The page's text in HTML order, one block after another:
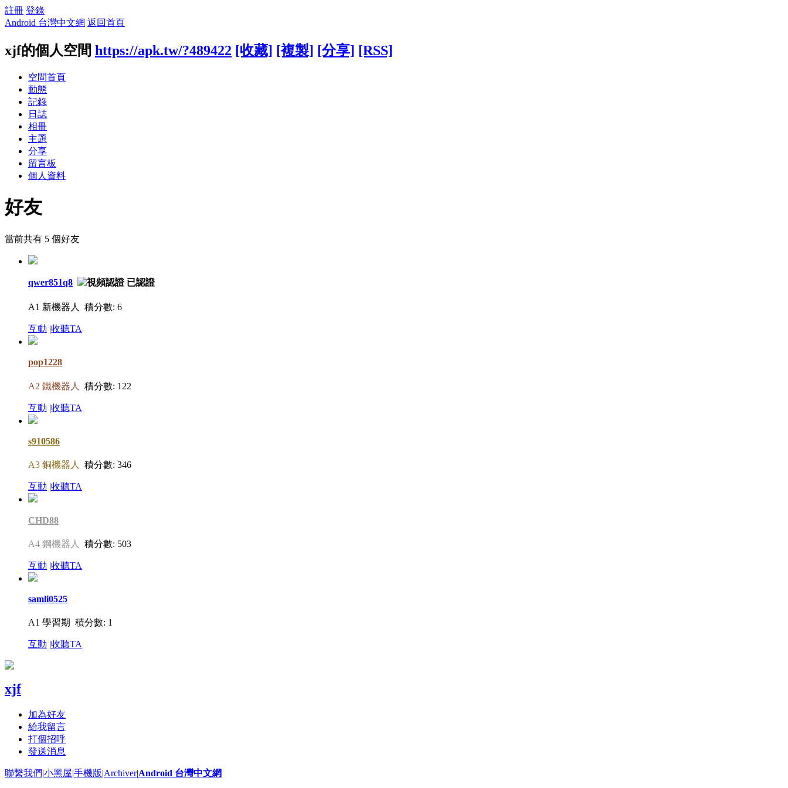
註冊 登錄
Android 台灣中文網 返回首頁
xjf的個人空間 https://apk.tw/?489422 [收藏] [複製] [分享] [RSS]
空間首頁
動態
記錄
日誌
相冊
主題
分享
留言板
個人資料
好友
當前共有 5 個好友
qwer851q8
A1 新機器人 積分數: 6
互動 |收聽TA
pop1228
A2 鐵機器人 積分數: 122
互動 |收聽TA
s910586
A3 銅機器人 積分數: 346
互動 |收聽TA
CHD88
A4 鋼機器人 積分數: 503
互動 |收聽TA
samli0525
A1 學習期 積分數: 1
互動 |收聽TA
xjf
加為好友
給我留言
打個招呼
發送消息
聯繫我們|小黑屋|手機版|Archiver|Android 台灣中文網